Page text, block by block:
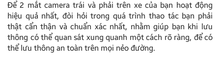
Để 2 mắt camera trái và phải trên xe của bạn hoạt động
hiệu quả nhất, đòi hỏi trong quá trình thao tác bạn phải
thật cẩn thận và chuẩn xác nhất, nhằm giúp bạn khi lưu
thông có thể quan sát xung quanh một cách rõ ràng, để có
thể lưu thông an toàn trên mọi nẻo đường.